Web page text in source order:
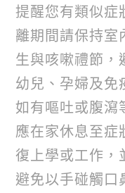
提醒您有類似症
離期間請保持室
生與咳嗽禮節，
幼兒、孕婦及免
如有嘔吐或腹瀉
應在家休息至症
復上學或工作，
避免以手碰觸口